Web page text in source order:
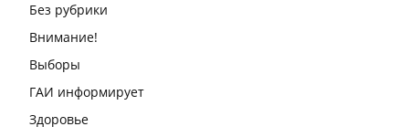
Без рубрики
Внимание!
Выборы
ГАИ информирует
Здоровье